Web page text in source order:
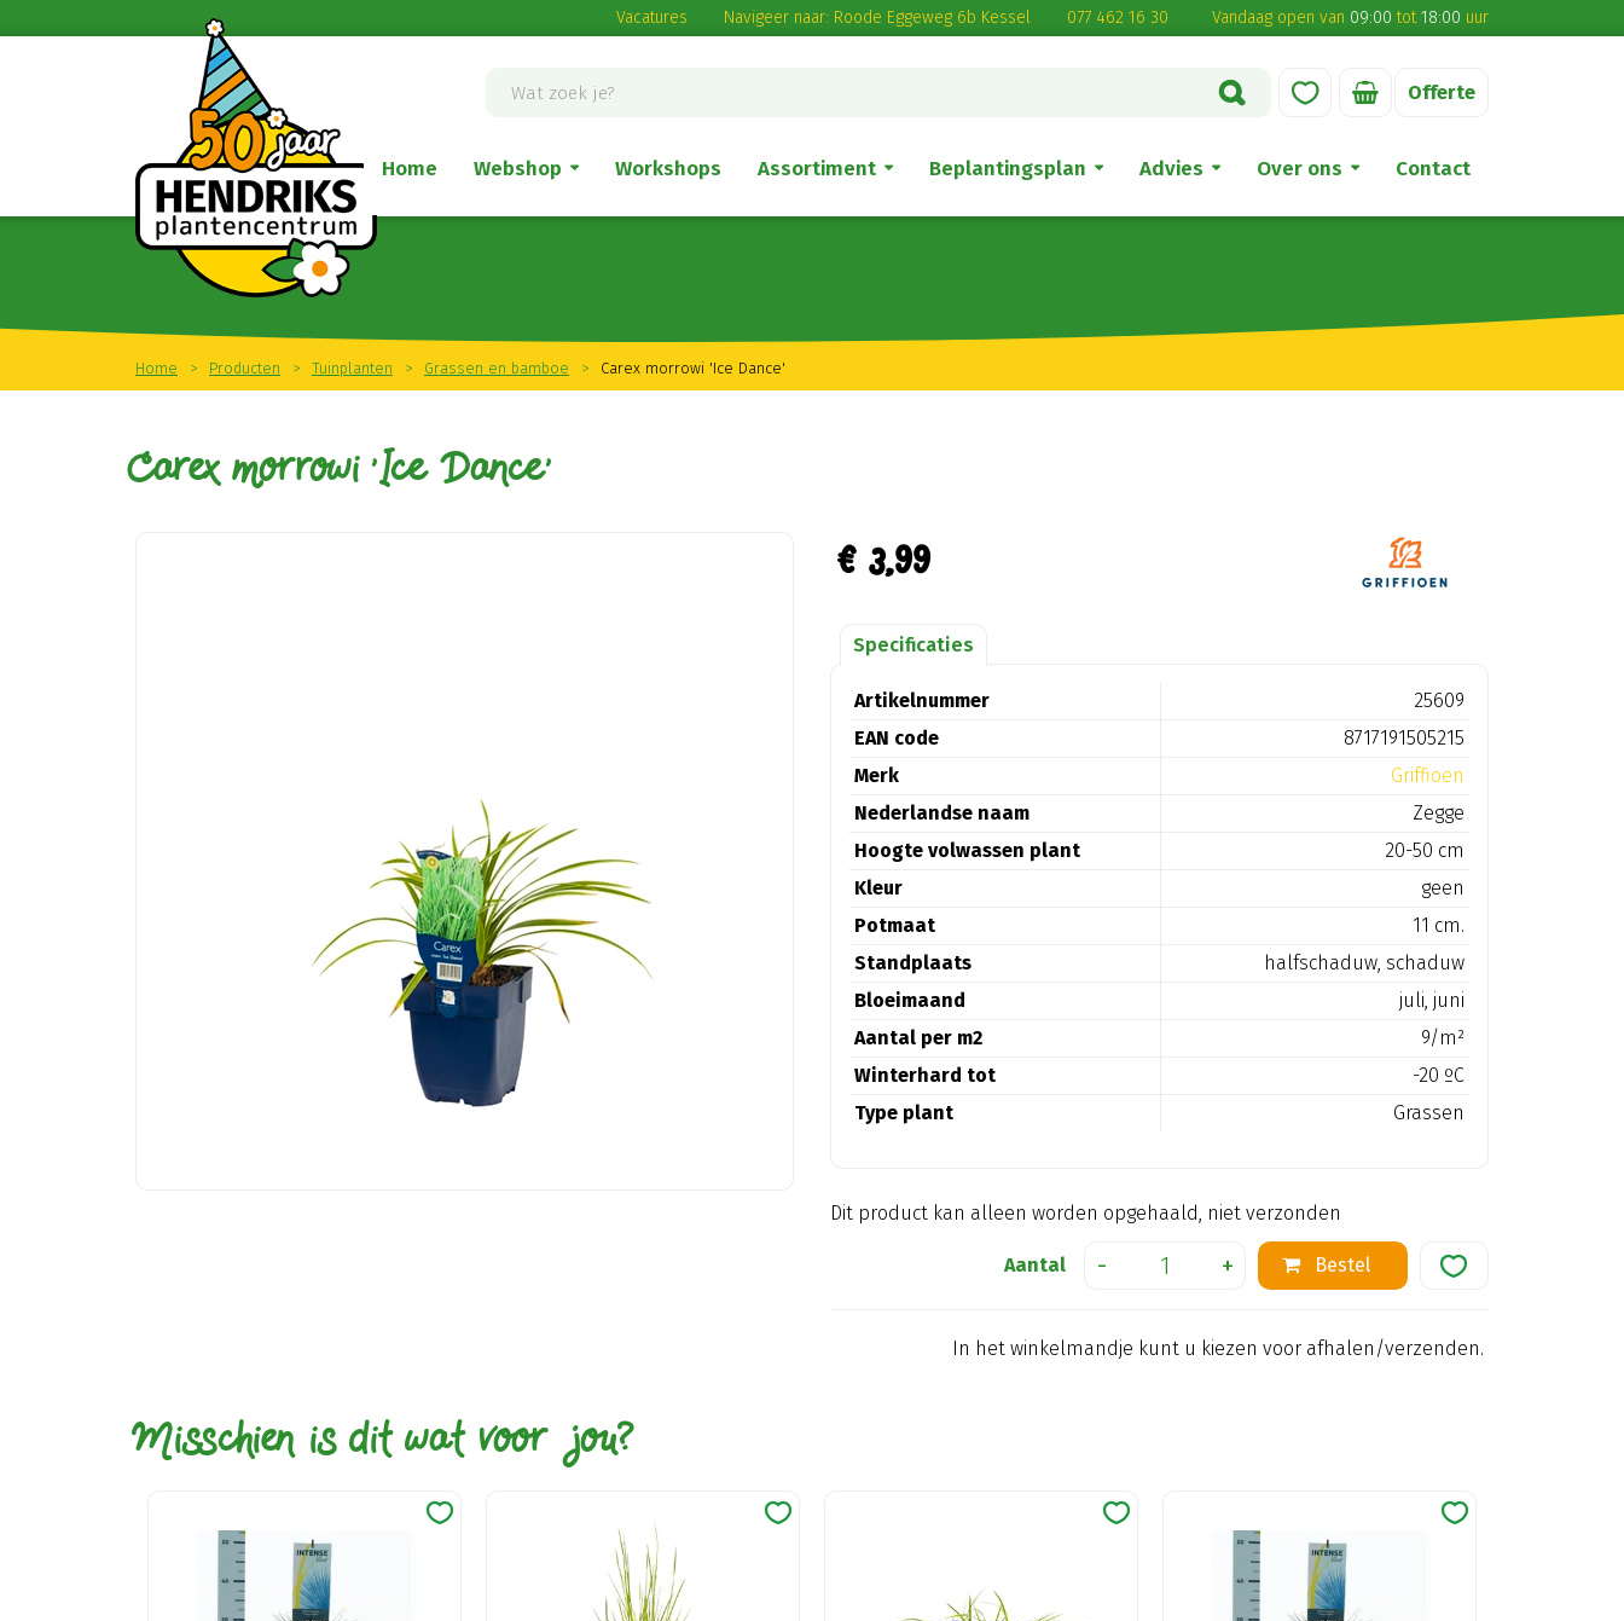
naar
Home > Producten > Tuinplanten > Grassen en bamboe > Carex morrowi 'Ice Dance'
Carex morrowi 'Ice Dance'
Vacatures Navigeer naar: Roode Eggeweg 6b Kessel 077 462 16 30 Vandaag open van 09:00 tot18:00 uur
Offerte
Home Webshop Workshops Assortiment Beplantingsplan Advies Over ons Contact
€ 3,99
Specificaties
Artikelnummer
25609
EAN code
8717191505215
Merk
Griffioen
Nederlandse naam
Zegge
Hoogte volwassen plant
20-50 cm
Kleur
geen
Potmaat
11 cm.
Standplaats
halfschaduw, schaduw
Bloeimaand
juli, juni
Aantal per m2
9/m²
Winterhard tot
-20 ºC
Type plant
Grassen
Dit product kan alleen worden opgehaald, niet verzonden
Aantal
In het winkelmandje kunt u kiezen voor afhalen/verzenden.
Misschien is dit wat voor jou?